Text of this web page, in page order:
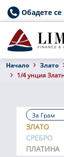
Обадете се
Началo Злато
ЗЛАТО
СРЕБРО
ПЛАТИНА